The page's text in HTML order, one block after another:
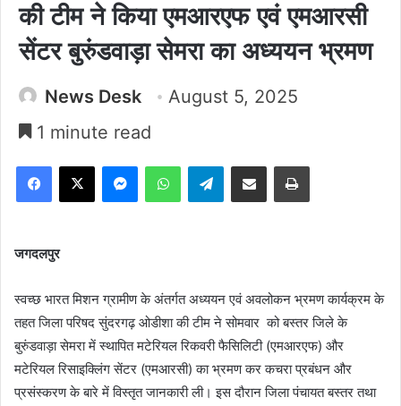
की टीम ने किया एमआरएफ एवं एमआरसी
सेंटर बुरुंडवाड़ा सेमरा का अध्ययन भ्रमण
News Desk
August 5, 2025
1 minute read
Facebook
X MessengerWhatsAppTelegramShare via Email Print
जगदलपुर
स्वच्छ भारत मिशन ग्रामीण के अंतर्गत अध्ययन एवं अवलोकन भ्रमण कार्यक्रम के
तहत जिला परिषद सुंदरगढ़ ओडीशा की टीम ने सोमवार को बस्तर जिले के
बुरुंडवाड़ा सेमरा में स्थापित मटेरियल रिकवरी फैसिलिटी (एमआरएफ) और
मटेरियल रिसाइक्लिंग सेंटर (एमआरसी) का भ्रमण कर कचरा प्रबंधन और
प्रसंस्करण के बारे में विस्तृत जानकारी ली। इस दौरान जिला पंचायत बस्तर तथा